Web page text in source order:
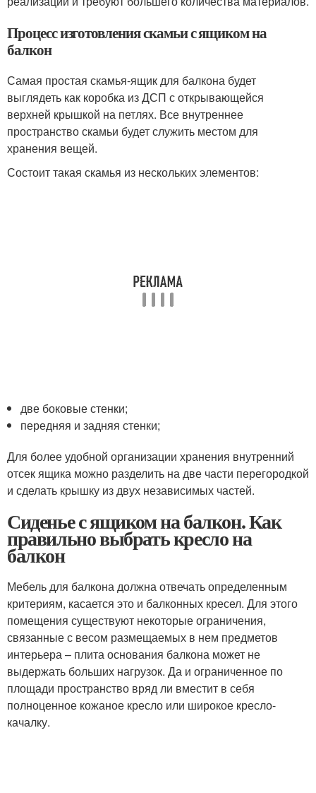
Процесс изготовления скамьи с ящиком на
балкон
Самая простая скамья-ящик для балкона будет
выглядеть как коробка из ДСП с открывающейся
верхней крышкой на петлях. Все внутреннее
пространство скамьи будет служить местом для
хранения вещей.
Состоит такая скамья из нескольких элементов:
две боковые стенки;
передняя и задняя стенки;
Для более удобной организации хранения внутренний
отсек ящика можно разделить на две части перегородкой
и сделать крышку из двух независимых частей.
Сиденье с ящиком на балкон. Как
правильно выбрать кресло на
балкон
Мебель для балкона должна отвечать определенным
критериям, касается это и балконных кресел. Для этого
помещения существуют некоторые ограничения,
связанные с весом размещаемых в нем предметов
интерьера – плита основания балкона может не
выдержать больших нагрузок. Да и ограниченное по
площади пространство вряд ли вместит в себя
полноценное кожаное кресло или широкое кресло-
качалку.